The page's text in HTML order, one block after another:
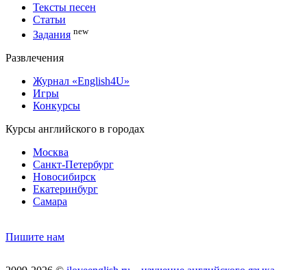
Тексты песен
Статьи
Задания new
Развлечения
Журнал «English4U»
Игры
Конкурсы
Курсы английского в городах
Москва
Санкт-Петербург
Новосибирск
Екатеринбург
Самара
Пишите нам